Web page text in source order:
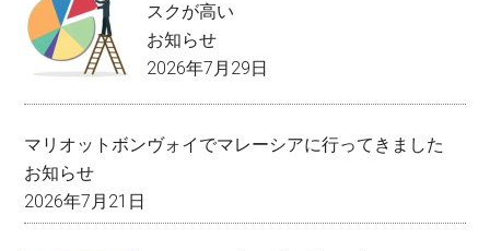
スクが高い
お知らせ
2026年7月29日
マリオットボンヴォイでマレーシアに行ってきました
お知らせ
2026年7月21日